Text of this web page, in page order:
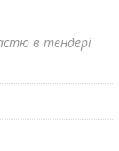
в тендері